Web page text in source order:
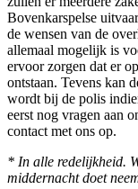
Bovenkarspelse
de wensen van de
allemaal mogelijk is
ervoor zorgen dat er
ontstaan. Tevens kan
wordt bij de polis
eerst nog vragen aan
contact met ons op.
* In alle redelijkheid.
middernacht doet